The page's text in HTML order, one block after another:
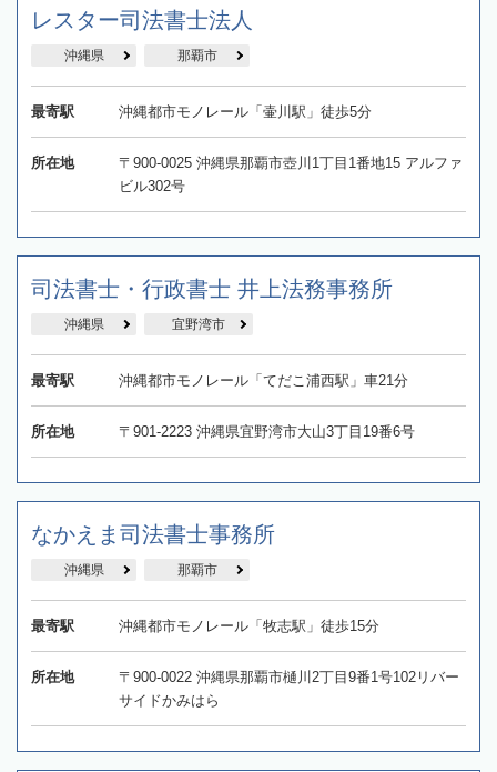
レスター司法書士法人
沖縄県 那覇市
最寄駅 沖縄都市モノレール「壷川駅」徒歩5分
所在地
〒900-0025 沖縄県那覇市壺川1丁目1番地15 アルファ
ビル302号
司法書士・行政書士 井上法務事務所
沖縄県 宜野湾市
最寄駅 沖縄都市モノレール「てだこ浦西駅」車21分
所在地 〒901-2223 沖縄県宜野湾市大山3丁目19番6号
なかえま司法書士事務所
沖縄県 那覇市
最寄駅 沖縄都市モノレール「牧志駅」徒歩15分
所在地
〒900-0022 沖縄県那覇市樋川2丁目9番1号102リバー
サイドかみはら